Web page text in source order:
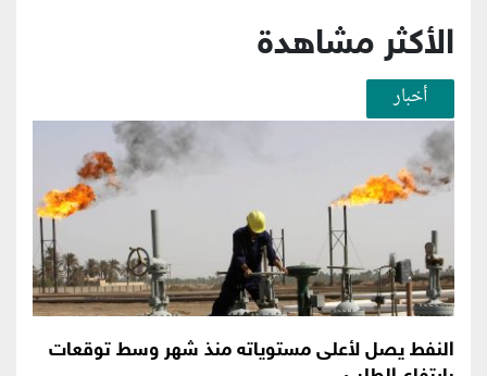
الأكثر مشاهدة
أخبار
النفط يصل لأعلى مستوياته منذ شهر وسط توقعات